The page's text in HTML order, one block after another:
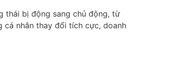
thái bị động sang chủ động, từ
cá nhân thay đổi tích cực, doanh